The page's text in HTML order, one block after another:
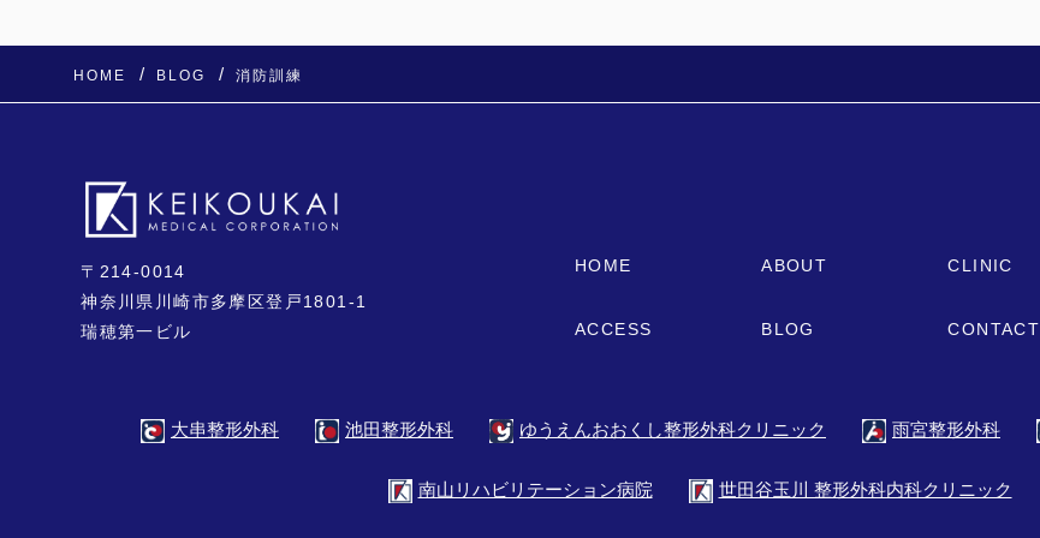
HOME BLOG 消防訓練
〒214-0014
神奈川県川崎市多摩区登戸1801-1
瑞穂第一ビル
HOME ABOUT CLINIC
ACCESS BLOG CONTACT
大串整形外科 池田整形外科 ゆうえんおおくし整形外科クリニック 雨宮整形外科
南山リハビリテーション病院 世田谷玉川 整形外科内科クリニック